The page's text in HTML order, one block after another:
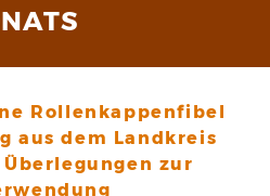
Rollenkappenfibel
aus dem Landkreis
zur